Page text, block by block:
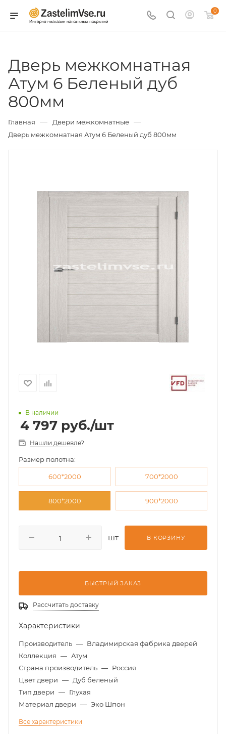
0
Дверь межкомнатная
Атум 6 Беленый дуб
800мм
Главная — Двери межкомнатные —
Дверь межкомнатная Атум 6 Беленый дуб 800мм
В наличии
4 797 руб./шт
Нашли дешевле?
Размер полотна:
600*2000 700*2000
800*2000 900*2000
шт В КОРЗИНУ
БЫСТРЫЙ ЗАКАЗ
Рассчитать доставку
Характеристики
Производитель — Владимирская фабрика дверей
Коллекция — Атум
Страна производитель — Россия
Цвет двери — Дуб беленый
Тип двери — Глухая
Материал двери — Эко Шпон
Все характеристики